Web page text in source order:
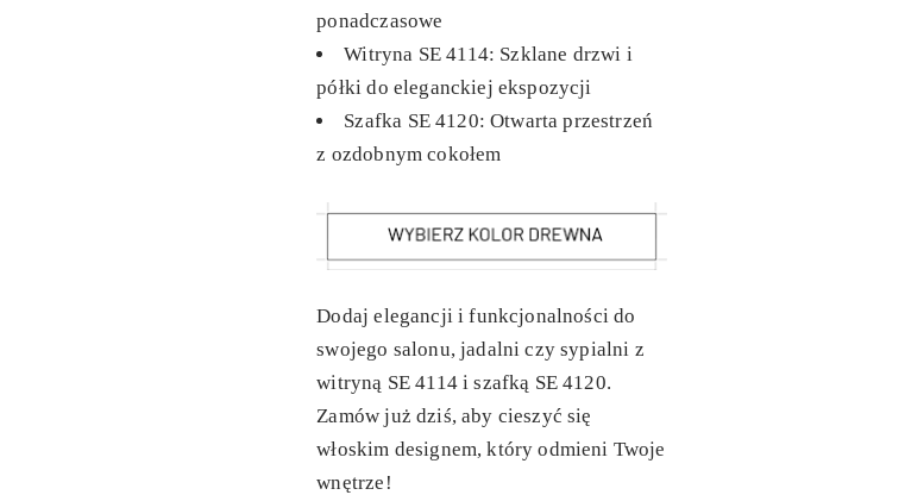
ponadczasowe
Witryna SE 4114: Szklane drzwi i
półki do eleganckiej ekspozycji
Szafka SE 4120: Otwarta przestrzeń
z ozdobnym cokołem
Dodaj elegancji i funkcjonalności do
swojego salonu, jadalni czy sypialni z
witryną SE 4114 i szafką SE 4120.
Zamów już dziś, aby cieszyć się
włoskim designem, który odmieni Twoje
wnętrze!